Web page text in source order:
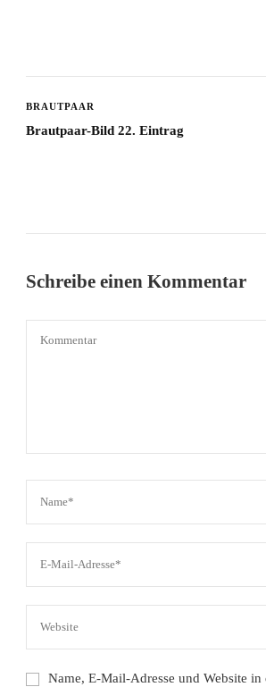
BRAUTPAAR
Brautpaar-Bild 22. Eintrag
Schreibe einen Kommentar
Name, E-Mail-Adresse und Website